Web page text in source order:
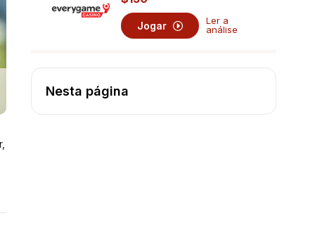
Jogar
Ler a
análise
Nesta página